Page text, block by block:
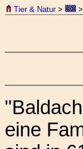
Tier & Natur> >
eine